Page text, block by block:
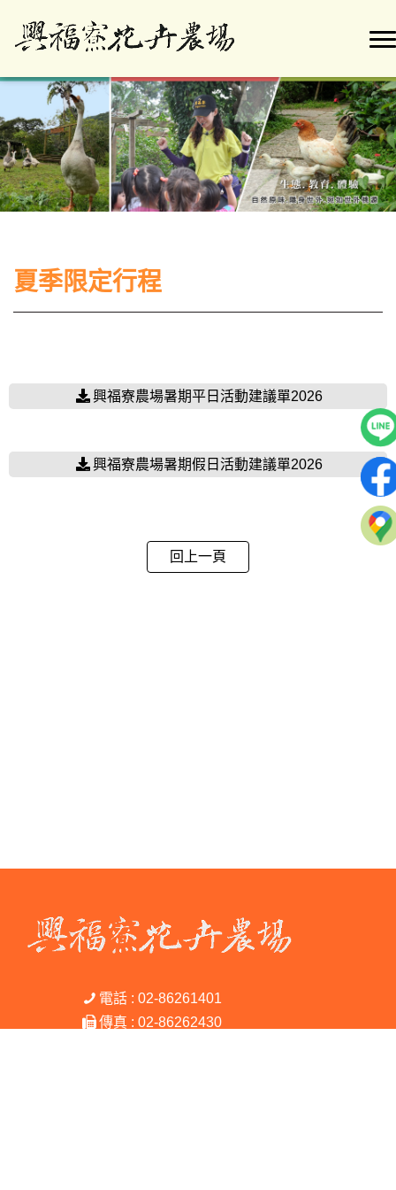
夏季限定行程
興福寮農場暑期平日活動建議單2026
興福寮農場暑期假日活動建議單2026
回上一頁
電話 : 02-86261401
傳真 : 02-86262430